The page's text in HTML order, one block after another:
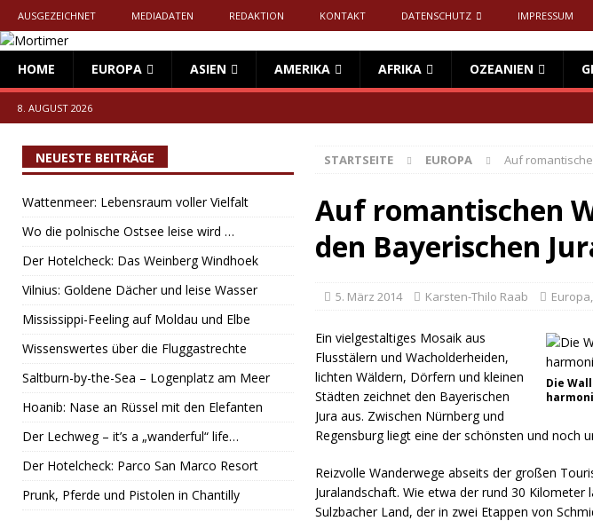
AUSGEZEICHNET MEDIADATEN REDAKTION KONTAKT DATENSCHUTZ IMPRESSUM
HOME EUROPA ASIEN AMERIKA AFRIKA OZEANIEN
8. AUGUST 2026
STARTSEITE EUROPA Auf
Auf romantischen
den Bayerischen
5. März 2014 Karsten-Thilo Raab Europa,
Die
Ein vielgestaltiges Mosaik aus
Flusstälern und Wacholderheiden,
lichten Wäldern, Dörfern und kleinen
Städten zeichnet den Bayerischen
Jura aus. Zwischen Nürnberg und
Regensburg liegt eine der schönsten und noch
Reizvolle Wanderwege abseits der großen
Juralandschaft. Wie etwa der rund 30
Sulzbacher Land, der in zwei Etappen von
NEUESTE BEITRÄGE
Wattenmeer: Lebensraum voller Vielfalt
Wo die polnische Ostsee leise wird …
Der Hotelcheck: Das Weinberg Windhoek
Vilnius: Goldene Dächer und leise Wasser
Mississippi-Feeling auf Moldau und Elbe
Wissenswertes über die Fluggastrechte
Saltburn-by-the-Sea – Logenplatz am Meer
Hoanib: Nase an Rüssel mit den Elefanten
Der Lechweg – it’s a „wanderful“ life…
Der Hotelcheck: Parco San Marco Resort
Prunk, Pferde und Pistolen in Chantilly